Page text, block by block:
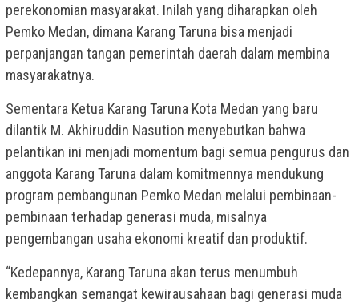
perekonomian masyarakat. Inilah yang diharapkan oleh
Pemko Medan, dimana Karang Taruna bisa menjadi
perpanjangan tangan pemerintah daerah dalam membina
masyarakatnya.
Sementara Ketua Karang Taruna Kota Medan yang baru
dilantik M. Akhiruddin Nasution menyebutkan bahwa
pelantikan ini menjadi momentum bagi semua pengurus dan
anggota Karang Taruna dalam komitmennya mendukung
program pembangunan Pemko Medan melalui pembinaan-
pembinaan terhadap generasi muda, misalnya
pengembangan usaha ekonomi kreatif dan produktif.
“Kedepannya, Karang Taruna akan terus menumbuh
kembangkan semangat kewirausahaan bagi generasi muda